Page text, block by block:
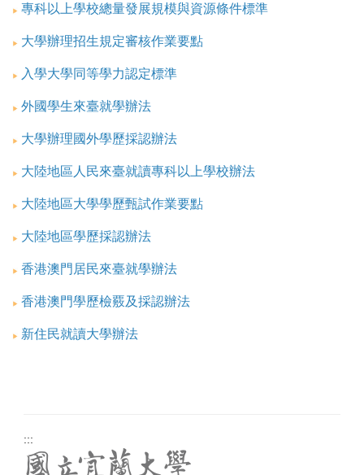
專科以上學校總量發展規模與資源條件標準
大學辦理招生規定審核作業要點
入學大學同等學力認定標準
外國學生來臺就學辦法
大學辦理國外學歷採認辦法
大陸地區人民來臺就讀專科以上學校辦法
大陸地區大學學歷甄試作業要點
大陸地區學歷採認辦法
香港澳門居民來臺就學辦法
香港澳門學歷檢覈及採認辦法
新住民就讀大學辦法
:::